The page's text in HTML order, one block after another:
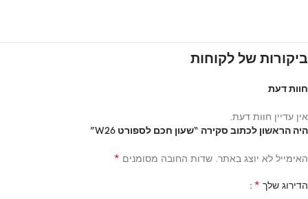
ביקורות של לקוחות
חוות דעת
אין עדיין חוות דעת.
היה הראשון לכתוב סקירה “שעון חכם לספורט W26”
האימייל לא יוצג באתר. שדות החובה מסומנים *
הדירוג שלך *